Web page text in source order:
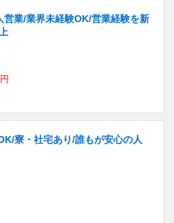
営業/業界未経験OK/営業経験を新
寮・社宅あり/誰もが安心の人